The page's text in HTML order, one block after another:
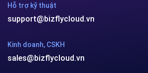
Hỗ trợ kỹ thuật
support@bizflycloud.vn
Kinh doanh, CSKH
sales@bizflycloud.vn